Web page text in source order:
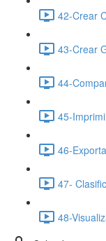
42-Crear
43-Crear
44-
45-
46-
47-
48-